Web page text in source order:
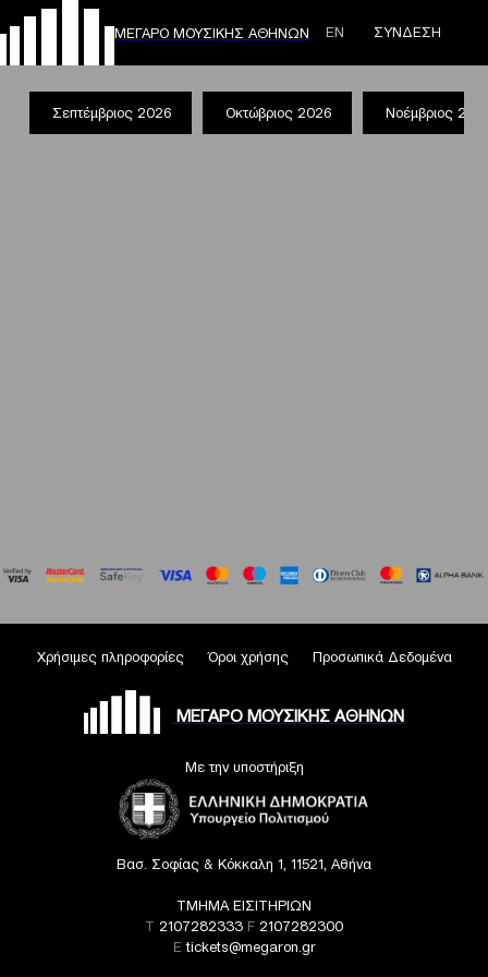
ΜΕΓΑΡΟ ΜΟΥΣΙΚΗΣ ΑΘΗΝΩΝ ΕΝ ΣΥΝΔΕΣΗ
Σεπτέμβριος 2026 Οκτώβριος 2026 Νοέμβριος
Χρήσιμες πληροφορίες Όροι χρήσης Προσωπικά Δεδομένα
ΜΕΓΑΡΟ ΜΟΥΣΙΚΗΣ ΑΘΗΝΩΝ
Με την υποστήριξη
Βασ. Σοφίας & Κόκκαλη 1, 11521, Αθήνα
ΤΜΗΜΑ ΕΙΣΙΤΗΡΙΩΝ
T 2107282333 F 2107282300
Etickets@megaron.gr